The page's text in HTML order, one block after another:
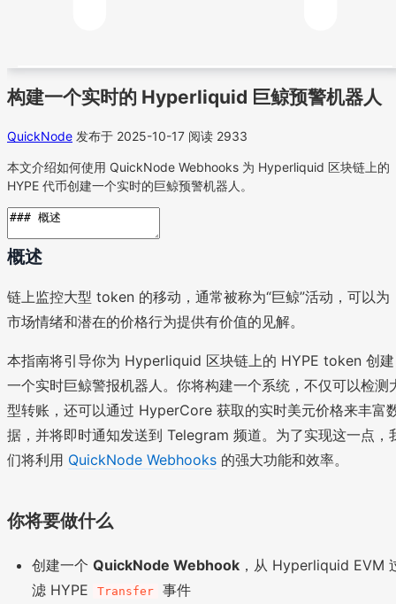
构建一个实时的 Hyperliquid 巨鲸预警机器人
QuickNode 发布于 2025-10-17 阅读 2933
本文介绍如何使用 QuickNode Webhooks 为 Hyperliquid 区块链上的
HYPE 代币创建一个实时的巨鲸预警机器人。
概述
链上监控大型 token 的移动，通常被称为“巨鲸”活动，可以为
市场情绪和潜在的价格行为提供有价值的见解。
本指南将引导你为 Hyperliquid 区块链上的 HYPE token 创建
一个实时巨鲸警报机器人。你将构建一个系统，不仅可以检测
型转账，还可以通过 HyperCore 获取的实时美元价格来丰富
据，并将即时通知发送到 Telegram 频道。为了实现这一点，
们将利用 QuickNode Webhooks 的强大功能和效率。
你将要做什么
创建一个 QuickNode Webhook ，从 Hyperliquid EVM
滤 HYPE
Transfer
事件